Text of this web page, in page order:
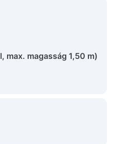
max. magasság 1,50 m)